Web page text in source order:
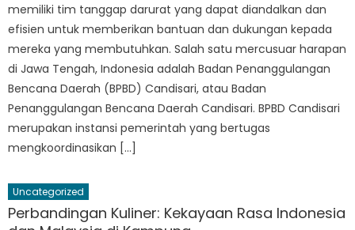
memiliki tim tanggap darurat yang dapat diandalkan dan
efisien untuk memberikan bantuan dan dukungan kepada
mereka yang membutuhkan. Salah satu mercusuar harapan
di Jawa Tengah, Indonesia adalah Badan Penanggulangan
Bencana Daerah (BPBD) Candisari, atau Badan
Penanggulangan Bencana Daerah Candisari. BPBD Candisari
merupakan instansi pemerintah yang bertugas
mengkoordinasikan […]
Uncategorized
Perbandingan Kuliner: Kekayaan Rasa Indonesia